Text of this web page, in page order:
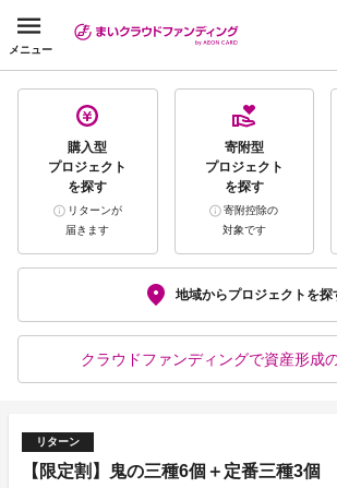
メニュー
購入型
プロジェクト
を探す
リターンが
届きます
寄附型
プロジェクト
を探す
寄附控除の
対象です
地域からプロジェクトを探
クラウドファンディングで資産形成
リターン
【限定割】鬼の三種6個＋定番三種3